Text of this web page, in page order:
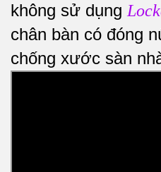
không sử dụng
chân bàn có đóng
chống xước sàn